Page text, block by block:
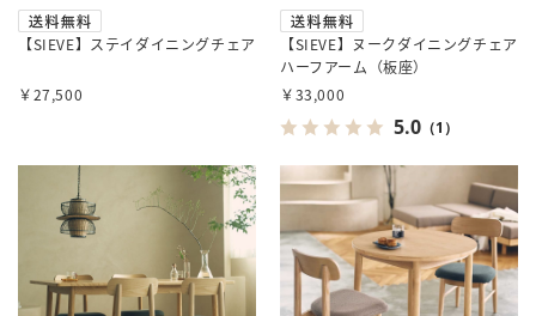
【SIEVE】ステイダイニングチェア
￥27,500
【SIEVE】ヌークダイニングチェア
ハーフアーム（板座）
￥33,000
5.0 （1）